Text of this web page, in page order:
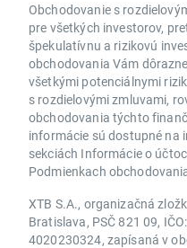
Obchodovanie s
pre všetkých investorov,
špekulatívnu a rizikovú
obchodovania Vám
všetkými potenciálnymi
s rozdielovými zmluvami,
obchodovania týchto
informácie sú dostupné na
sekciách Informácie o
Podmienkach
XTB S.A., organizačná
Bratislava, PSČ 821 09,
4020230324, zapísaná v